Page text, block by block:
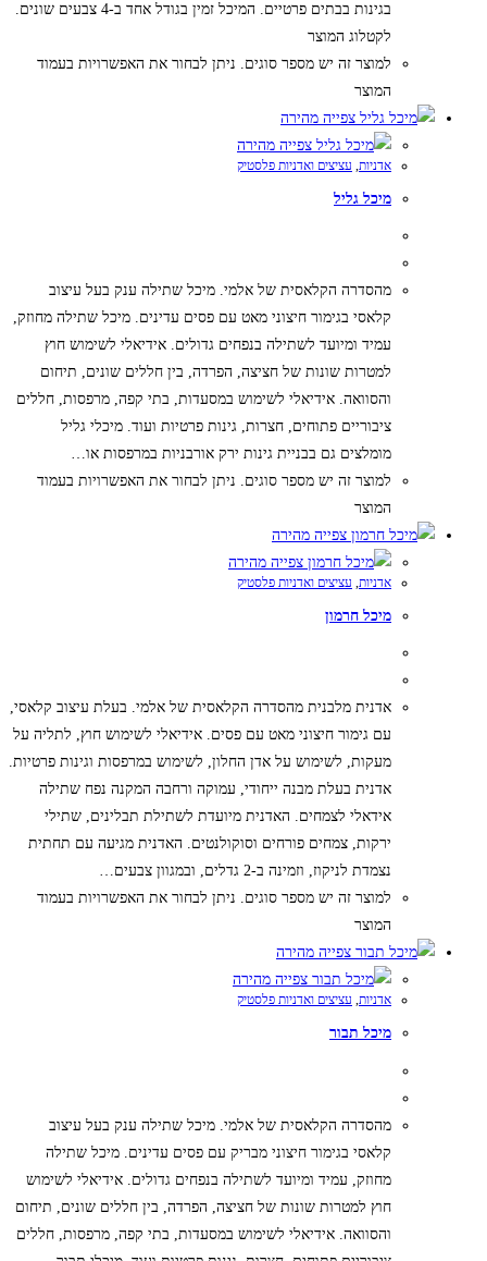
בגינות בבתים פרטיים. המיכל זמין בגודל אחד ב-4 צבעים שונים.
לקטלוג המוצר
למוצר זה יש מספר סוגים. ניתן לבחור את האפשרויות בעמוד
המוצר
צפייה מהירה
צפייה מהירה
אדניות, עציצים ואדניות פלסטיק
מיכל גליל
מהסדרה הקלאסית של אלמי. מיכל שתילה ענק בעל עיצוב
קלאסי בגימור חיצוני מאט עם פסים עדינים. מיכל שתילה מחוזק,
עמיד ומיועד לשתילה בנפחים גדולים. אידיאלי לשימוש חוץ
למטרות שונות של חציצה, הפרדה, בין חללים שונים, תיחום
והסוואה. אידיאלי לשימוש במסעדות, בתי קפה, מרפסות, חללים
ציבוריים פתוחים, חצרות, גינות פרטיות ועוד. מיכלי גליל
מומלצים גם בבניית גינות ירק אורבניות במרפסות או…
למוצר זה יש מספר סוגים. ניתן לבחור את האפשרויות בעמוד
המוצר
צפייה מהירה
צפייה מהירה
אדניות, עציצים ואדניות פלסטיק
מיכל חרמון
אדנית מלבנית מהסדרה הקלאסית של אלמי. בעלת עיצוב קלאסי,
עם גימור חיצוני מאט עם פסים. אידיאלי לשימוש חוץ, לתליה על
מעקות, לשימוש על אדן החלון, לשימוש במרפסות וגינות פרטיות.
אדנית בעלת מבנה ייחודי, עמוקה ורחבה המקנה נפח שתילה
אידאלי לצמחים. האדנית מיועדת לשתילת תבלינים, שתילי
ירקות, צמחים פורחים וסוקולנטים. האדנית מגיעה עם תחתית
נצמדת לניקוז, וזמינה ב-2 גדלים, ובמגוון צבעים…
למוצר זה יש מספר סוגים. ניתן לבחור את האפשרויות בעמוד
המוצר
צפייה מהירה
צפייה מהירה
אדניות, עציצים ואדניות פלסטיק
מיכל תבור
מהסדרה הקלאסית של אלמי. מיכל שתילה ענק בעל עיצוב
קלאסי בגימור חיצוני מבריק עם פסים עדינים. מיכל שתילה
מחוזק, עמיד ומיועד לשתילה בנפחים גדולים. אידיאלי לשימוש
חוץ למטרות שונות של חציצה, הפרדה, בין חללים שונים, תיחום
והסוואה. אידיאלי לשימוש במסעדות, בתי קפה, מרפסות, חללים